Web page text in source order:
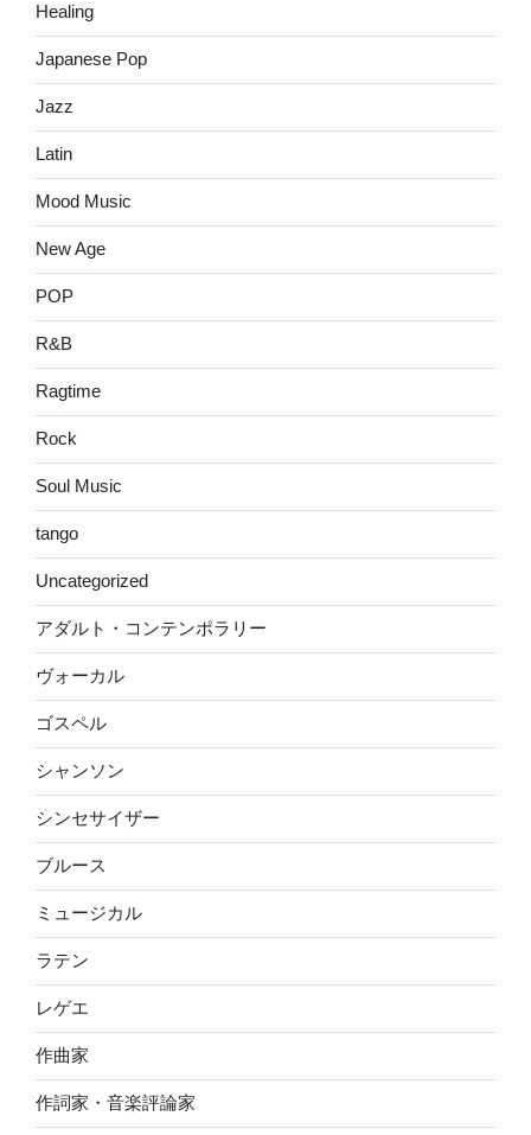
Healing
Japanese Pop
Jazz
Latin
Mood Music
New Age
POP
R&B
Ragtime
Rock
Soul Music
tango
Uncategorized
アダルト・コンテンポラリー
ヴォーカル
ゴスペル
シャンソン
シンセサイザー
ブルース
ミュージカル
ラテン
レゲエ
作曲家
作詞家・音楽評論家